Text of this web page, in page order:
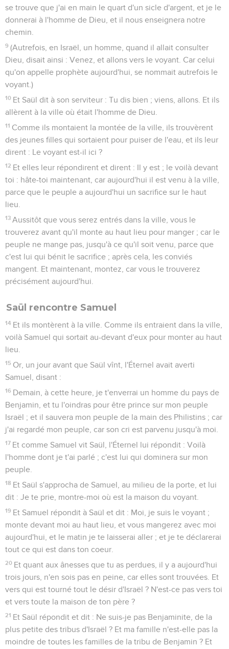
se trouve que j'ai en main le quart d'un sicle d'argent, et je le
donnerai à l'homme de Dieu, et il nous enseignera notre
chemin.
9 (Autrefois, en Israël, un homme, quand il allait consulter
Dieu, disait ainsi : Venez, et allons vers le voyant. Car celui
qu'on appelle prophète aujourd'hui, se nommait autrefois le
voyant.)
10 Et Saül dit à son serviteur : Tu dis bien ; viens, allons. Et ils
allèrent à la ville où était l'homme de Dieu.
11 Comme ils montaient la montée de la ville, ils trouvèrent
des jeunes filles qui sortaient pour puiser de l'eau, et ils leur
dirent : Le voyant est-il ici ?
12 Et elles leur répondirent et dirent : Il y est ; le voilà devant
toi : hâte-toi maintenant, car aujourd'hui il est venu à la ville,
parce que le peuple a aujourd'hui un sacrifice sur le haut
lieu.
13 Aussitôt que vous serez entrés dans la ville, vous le
trouverez avant qu'il monte au haut lieu pour manger ; car le
peuple ne mange pas, jusqu'à ce qu'il soit venu, parce que
c'est lui qui bénit le sacrifice ; après cela, les conviés
mangent. Et maintenant, montez, car vous le trouverez
précisément aujourd'hui.
Saül rencontre Samuel
14 Et ils montèrent à la ville. Comme ils entraient dans la ville,
voilà Samuel qui sortait au-devant d'eux pour monter au haut
lieu.
15 Or, un jour avant que Saül vînt, l'Éternel avait averti
Samuel, disant :
16 Demain, à cette heure, je t'enverrai un homme du pays de
Benjamin, et tu l'oindras pour être prince sur mon peuple
Israël ; et il sauvera mon peuple de la main des Philistins ; car
j'ai regardé mon peuple, car son cri est parvenu jusqu'à moi.
17 Et comme Samuel vit Saül, l'Éternel lui répondit : Voilà
l'homme dont je t'ai parlé ; c'est lui qui dominera sur mon
peuple.
18 Et Saül s'approcha de Samuel, au milieu de la porte, et lui
dit : Je te prie, montre-moi où est la maison du voyant.
19 Et Samuel répondit à Saül et dit : Moi, je suis le voyant ;
monte devant moi au haut lieu, et vous mangerez avec moi
aujourd'hui, et le matin je te laisserai aller ; et je te déclarerai
tout ce qui est dans ton coeur.
20 Et quant aux ânesses que tu as perdues, il y a aujourd'hui
trois jours, n'en sois pas en peine, car elles sont trouvées. Et
vers qui est tourné tout le désir d'Israël ? N'est-ce pas vers toi
et vers toute la maison de ton père ?
21 Et Saül répondit et dit : Ne suis-je pas Benjaminite, de la
plus petite des tribus d'Israël ? Et ma famille n'est-elle pas la
moindre de toutes les familles de la tribu de Benjamin ? Et